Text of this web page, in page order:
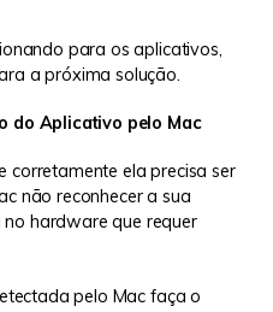
para os aplicativos,
a próxima solução.
do Aplicativo pelo Mac
corretamente ela precisa ser
não reconhecer a sua
hardware que requer
pelo Mac faça o